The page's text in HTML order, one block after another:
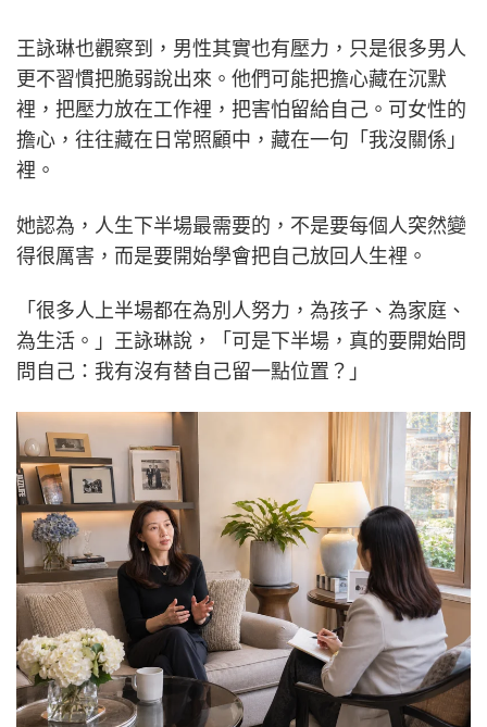
王詠琳也觀察到，男性其實也有壓力，只是很多男人
更不習慣把脆弱說出來。他們可能把擔心藏在沉默
裡，把壓力放在工作裡，把害怕留給自己。可女性的
擔心，往往藏在日常照顧中，藏在一句「我沒關係」
裡。
她認為，人生下半場最需要的，不是要每個人突然變
得很厲害，而是要開始學會把自己放回人生裡。
「很多人上半場都在為別人努力，為孩子、為家庭、
為生活。」王詠琳說，「可是下半場，真的要開始問
問自己：我有沒有替自己留一點位置？」